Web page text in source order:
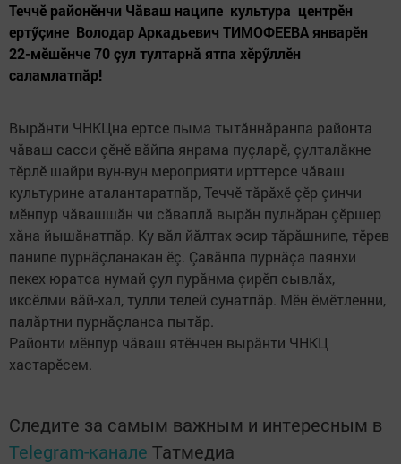
Теччӗ районӗнчи Чăваш наципе культура центрӗн
ертӳçине Володар Аркадьевич ТИМОФЕЕВА январӗн
22-мӗшӗнче 70 çул тултарнă ятпа хӗрӳллӗн
саламлатпăр!
Вырăнти ЧНКЦна ертсе пыма тытăннăранпа районта
чăваш сасси çӗнӗ вăйпа янрама пуçларӗ, çулталăкне
тӗрлӗ шайри вун-вун мероприяти ирттерсе чăваш
культурине аталантаратпăр, Теччӗ тăрăхӗ çӗр çинчи
мӗнпур чăвашшăн чи сăваплă вырăн пулнăран çӗршер
хăна йышăнатпăр. Ку вăл йăлтах эсир тăрăшнипе, тӗрев
панипе пурнăçланакан ӗç. Çавăнпа пурнăçа паянхи
пекех юратса нумай çул пурăнма çирӗп сывлăх,
иксӗлми вăй-хал, тулли телей сунатпăр. Мӗн ӗмӗтленни,
палăртни пурнăçланса пытăр.
Районти мӗнпур чăваш ятӗнчен вырăнти ЧНКЦ
хастарӗсем.
Следите за самым важным и интересным в
Telegram-канале Татмедиа